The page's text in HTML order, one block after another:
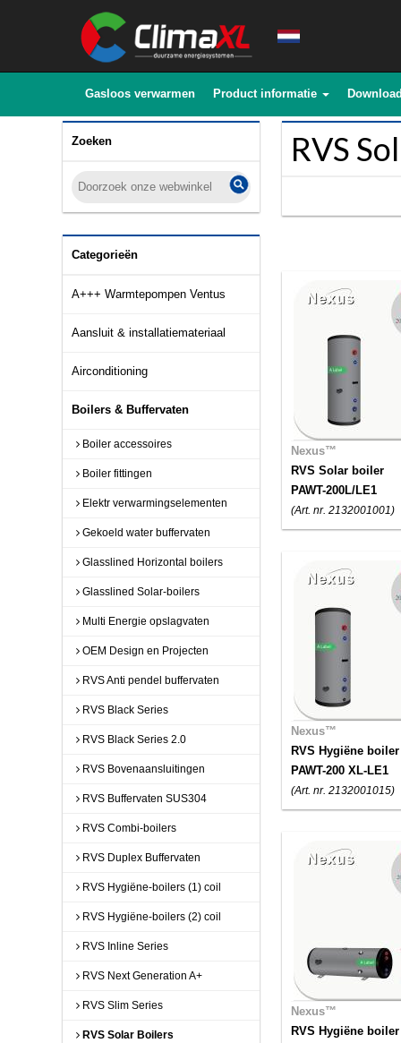
Gasloos verwarmen Product informatie
Zoeken
Categorieën
A+++ Warmtepompen Ventus
Aansluit & installatiemateriaal
Airconditioning
Boilers & Buffervaten
Boiler accessoires
Boiler fittingen
Elektr verwarmingselementen
Gekoeld water buffervaten
Glasslined Horizontal boilers
Glasslined Solar-boilers
Multi Energie opslagvaten
OEM Design en Projecten
RVS Anti pendel buffervaten
RVS Black Series
RVS Black Series 2.0
RVS Bovenaansluitingen
RVS Buffervaten SUS304
RVS Combi-boilers
RVS Duplex Buffervaten
RVS Hygiëne-boilers (1) coil
RVS Hygiëne-boilers (2) coil
RVS Inline Series
RVS Next Generation A+
RVS Slim Series
RVS Solar Boilers
RVS
Nexus™
RVS Solar boiler
PAWT-200L/LE1
(Art. nr. 2132001001)
Nexus™
RVS Hygiëne boiler
PAWT-200 XL-LE1
(Art. nr. 2132001015)
Nexus™
RVS Hygiëne boiler